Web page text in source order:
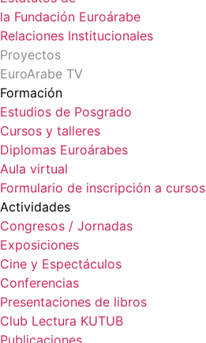
la Fundación Euroárabe
Relaciones Institucionales
Proyectos
EuroArabe TV
Formación
Estudios de Posgrado
Cursos y talleres
Diplomas Euroárabes
Aula virtual
Formulario de inscripción a cursos
Actividades
Congresos / Jornadas
Exposiciones
Cine y Espectáculos
Conferencias
Presentaciones de libros
Club Lectura KUTUB